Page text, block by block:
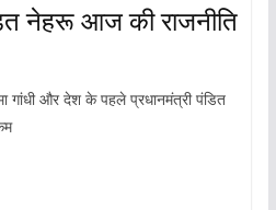
नेहरू आज की राजनीति
गांधी और देश के पहले प्रधानमंत्री पंडित